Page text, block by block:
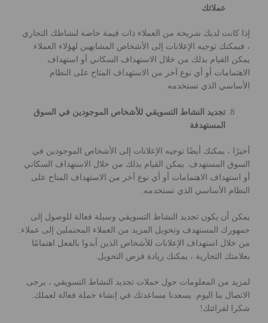
عملائك
إذا كانت لديك شريحة من العملاء ذات قيمة خاصة لنشاطك التجاري
، فيمكنك توجيه الإعلانات إلى الأشخاص المشابهين لهؤلاء العملاء.
يمكن القيام بذلك من خلال الاستهداف السكاني أو استهداف
الاهتمامات أو أي نوع آخر من الاستهداف المتاح على النظام
الأساسي الذي تستخدمه.
تجديد النشاط التسويقي للأشخاص الموجودين في السوق
المستهدفة
أخيرًا ، يمكنك أيضًا توجيه الإعلانات إلى الأشخاص الموجودين في
السوق المستهدف. يمكن القيام بذلك من خلال الاستهداف السكاني
أو استهداف الاهتمامات أو أي نوع آخر من الاستهداف المتاح على
النظام الأساسي الذي تستخدمه.
يمكن أن يكون تجديد النشاط التسويقي وسيلة فعالة للوصول إلى
جمهورك المستهدف وتحويل المزيد من العملاء المحتملين إلى عملاء.
من خلال استهداف الإعلانات للأشخاص الذين أبدوا بالفعل اهتمامًا
بعلامتك التجارية ، يمكنك زيادة فرص التحويل.
لمزيد من المعلومات حول حملات تجديد النشاط التسويقي ، يرجى
الاتصال بنا اليوم. يسعدنا مساعدتك في إنشاء حملة فعالة لعملك.
شكرا لقرائتك!